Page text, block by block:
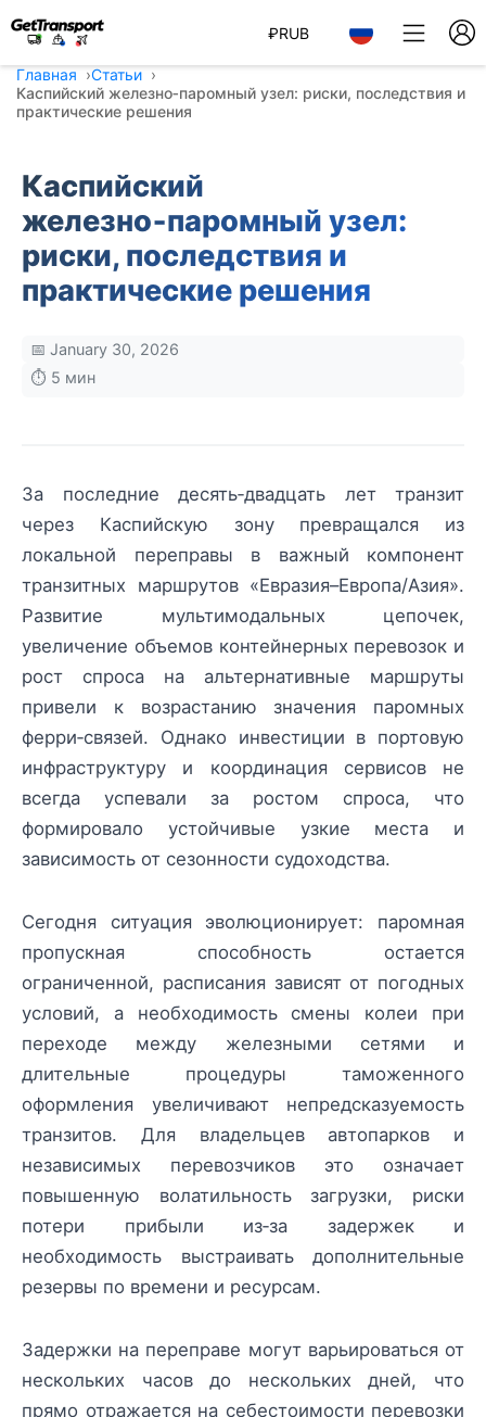
₽RUB
Главная
Статьи
Каспийский железно‑паромный узел: риски, последствия и
практические решения
Каспийский
железно‑паромный узел:
риски, последствия и
практические решения
📅 January 30, 2026
⏱️ 5 мин
За последние десять‑двадцать лет транзит
через Каспийскую зону превращался из
локальной переправы в важный компонент
транзитных маршрутов «Евразия–Европа/Азия».
Развитие мультимодальных цепочек,
увеличение объемов контейнерных перевозок и
рост спроса на альтернативные маршруты
привели к возрастанию значения паромных
ферри‑связей. Однако инвестиции в портовую
инфраструктуру и координация сервисов не
всегда успевали за ростом спроса, что
формировало устойчивые узкие места и
зависимость от сезонности судоходства.
Сегодня ситуация эволюционирует: паромная
пропускная способность остается
ограниченной, расписания зависят от погодных
условий, а необходимость смены колеи при
переходе между железными сетями и
длительные процедуры таможенного
оформления увеличивают непредсказуемость
транзитов. Для владельцев автопарков и
независимых перевозчиков это означает
повышенную волатильность загрузки, риски
потери прибыли из‑за задержек и
необходимость выстраивать дополнительные
резервы по времени и ресурсам.
Задержки на переправе могут варьироваться от
нескольких часов до нескольких дней, что
прямо отражается на себестоимости перевозки